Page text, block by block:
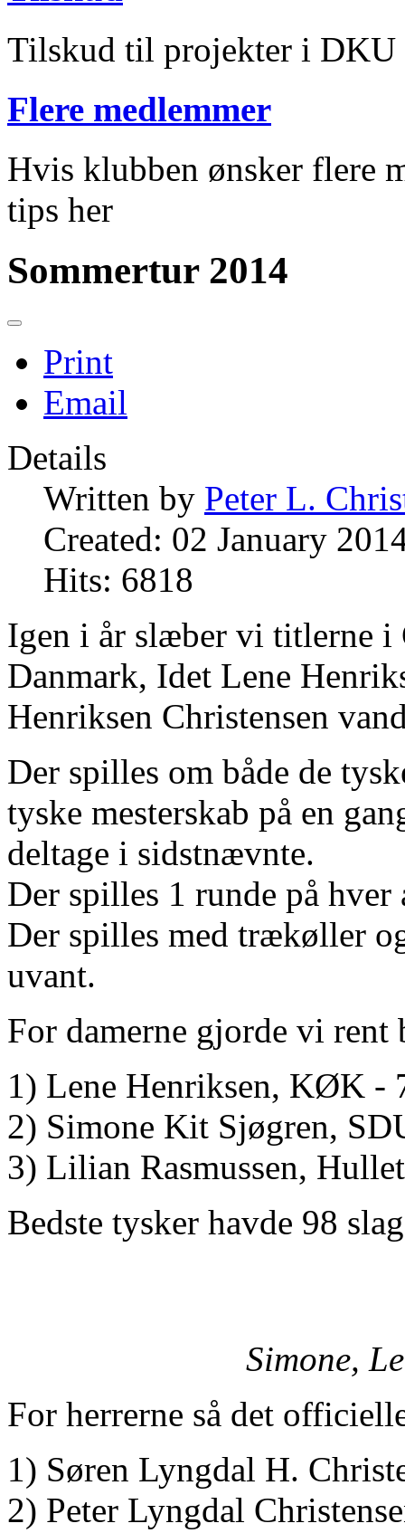
Tilskud til projekter i DKU
Flere medlemmer
Hvis klubben ønsker flere
tips her
Sommertur 2014
Print
Email
Details
Written by Peter L.
Created: 02 January
Hits: 6818
Igen i år slæber vi titlerne i
Danmark, Idet Lene
Henriksen Christensen
Der spilles om både de
tyske mesterskab på en
deltage i sidstnævnte.
Der spilles 1 runde på
Der spilles med trækøller
uvant.
For damerne gjorde vi rent
1) Lene Henriksen, KØK -
2) Simone Kit Sjøgren,
3) Lilian Rasmussen,
Bedste tysker havde 98
Simone,
For herrerne så det
1) Søren Lyngdal H.
2) Peter Lyngdal